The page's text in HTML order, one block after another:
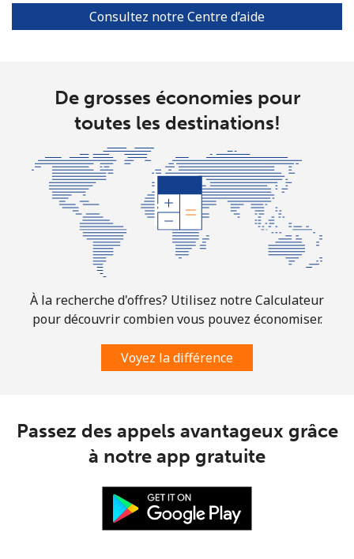
Consultez notre Centre d’aide
De grosses économies pour
toutes les destinations!
À la recherche d'offres? Utilisez notre Calculateur
pour découvrir combien vous pouvez économiser.
Voyez la différence
Passez des appels avantageux grâce
à notre app gratuite